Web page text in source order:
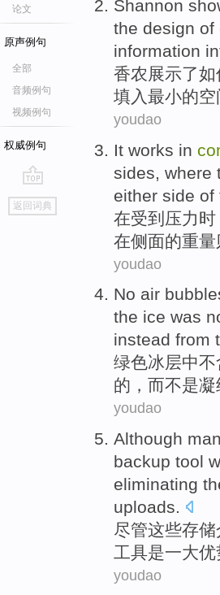
论文
原声例句
全部
音频例句
视频例句
权威例句
go
top
返回词典
Shannon
the design of
information
香农 展示了如
填 入最小的空
youdao
It works in
sides where
either side of
在受到 压力时
在侧面的重量
youdao
No air
the ice was
instead from
绿色冰层中不
的 ， 而不是凝
youdao
Although
backup tool
eliminating
uploads.
尽管这些存储
工具是一大优
youdao